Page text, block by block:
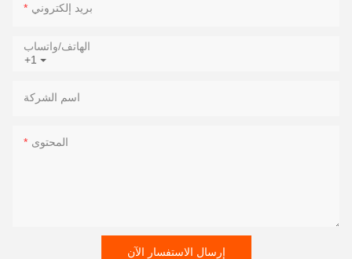
بريد إلكتروني
+1
الهاتف/واتساب
اسم الشركة
المحتوى
إرسال الاستفسار الآن